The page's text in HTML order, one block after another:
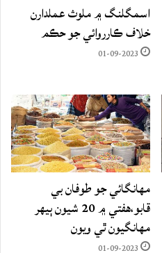
اسمگلنگ ۾ ملوث عملدارن
خلاف ڪارروائي جو حڪم
01-09-2023
مهانگائي جو طوفان بي
قابو،هفتي ۾ 20 شيون ٻيهر
مهانگيون ٿي ويون
01-09-2023